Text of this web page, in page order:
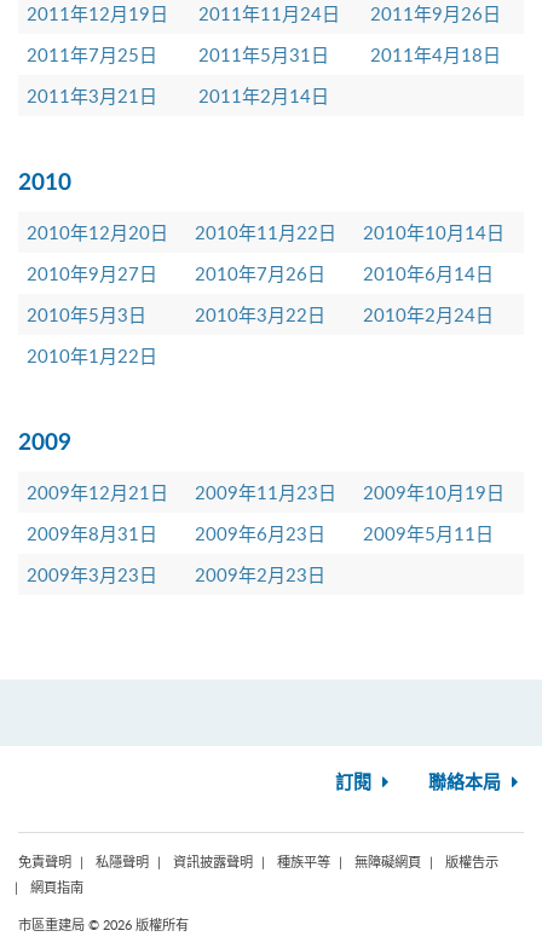
2011年12月19日 2011年11月24日
2011年9月26日
2011年7月25日
2011年5月31日
2011年4月18日
2011年3月21日
2011年2月14日
2010
2010年12月20日 2010年11月22日
2010年10月14日
2010年9月27日
2010年7月26日
2010年6月14日
2010年5月3日
2010年3月22日
2010年2月24日
2010年1月22日
2009
2009年12月21日 2009年11月23日
2009年10月19日
2009年8月31日
2009年6月23日
2009年5月11日
2009年3月23日
2009年2月23日
訂閱 聯絡本局
免責聲明 私隱聲明 資訊披露聲明 種族平等 無障礙網頁
版權告示
網頁指南
市區重建局 © 2026 版權所有